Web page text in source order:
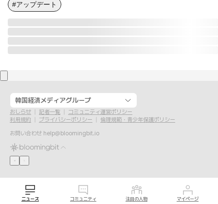
#アップデート
韓国経済メディアグループ
おしらせ 記者一覧
コミュニティ運営ポリシー
利用規約
プライバシーポリシー
倫理規範・青少年保護ポリシー
お問い合わせ help@bloomingbit.io
ニュース コミュニティ 注目の人物 マイページ